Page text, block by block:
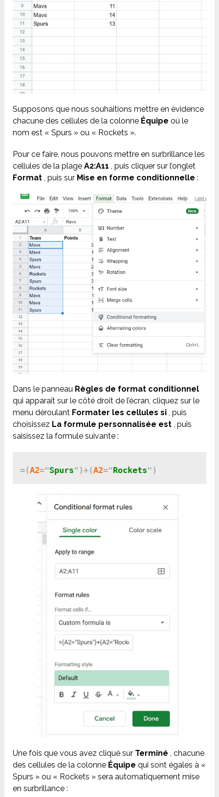
Supposons que nous souhaitions mettre en évidence
chacune des cellules de la colonne Équipe où le
nom est « Spurs » ou « Rockets ».
Pour ce faire, nous pouvons mettre en surbrillance les
cellules de la plageA2:A11 , puis cliquer sur l’onglet
Format , puis sur Mise en forme conditionnelle :
Dans le panneau Règles de format conditionnel
qui apparaît sur le côté droit de l’écran, cliquez sur le
menu déroulant Formater les cellules si , puis
choisissez La formule personnalisée est , puis
saisissez la formule suivante :
=(A2="Spurs" )+(A2="Rockets"
Une fois que vous avez cliqué sur Terminé , chacune
des cellules de la colonne Équipe qui sont égales à «
Spurs » ou « Rockets » sera automatiquement mise
en surbrillance :